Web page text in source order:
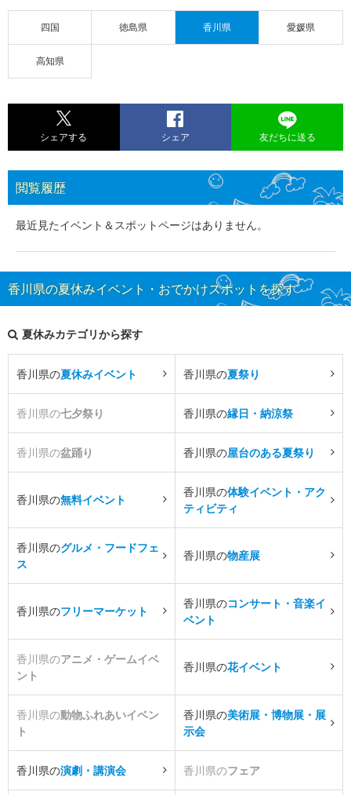
四国 徳島県 香川県 愛媛県
高知県
シェアする シェア 友だちに送る
閲覧履歴
最近見たイベント＆スポットページはありません。
香川県の夏休みイベント・おでかけスポットを探す
夏休みカテゴリから探す
香川県の夏休みイベント 香川県の夏祭り
香川県の七夕祭り 香川県の縁日・納涼祭
香川県の盆踊り 香川県の屋台のある夏祭り
香川県の無料イベント
香川県の体験イベント・アク
ティビティ
香川県のグルメ・フードフェ
ス
香川県の物産展
香川県のフリーマーケット
香川県のコンサート・音楽イ
ベント
香川県のアニメ・ゲームイベ
ント
香川県の花イベント
香川県の動物ふれあいイベン
ト
香川県の美術展・博物展・展
示会
香川県の演劇・講演会 香川県のフェア